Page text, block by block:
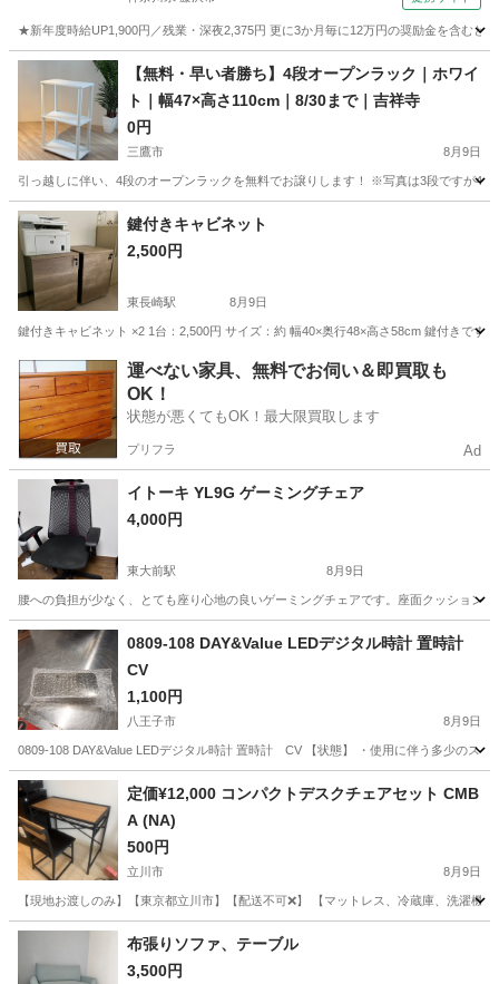
★新年度時給UP1,900円／残業・深夜2,375円 更に3か月毎に12万円の奨励金を含む
神奈川 藤沢市 その他
【無料・早い者勝ち】4段オープンラック｜ホワイ
ト｜幅47×高さ110cm｜8/30まで｜吉祥寺
0円
三鷹市 8月9日
引っ越しに伴い、4段のオープンラックを無料でお譲りします！ ※写真は3段ですが4
東京 三鷹市 収納家具 ラック
鍵付きキャビネット
2,500円
東長崎駅 8月9日
鍵付きキャビネット ×2 1台：2,500円 サイズ：約 幅40×奥行48×高さ58cm 鍵付きです
東京 豊島区 東長崎駅 収納家具
運べない家具、無料でお伺い＆即買取も
OK！
状態が悪くてもOK！最大限買取します
プリフラ Ad
イトーキ YL9G ゲーミングチェア
4,000円
東大前駅 8月9日
腰への負担が少なく、とても座り心地の良いゲーミングチェアです。座面クッション
東京 文京区 ゲーミングチェア
0809-108 DAY&Value LEDデジタル時計 置時計
CV
1,100円
八王子市 8月9日
0809-108 DAY&Value LEDデジタル時計 置時計 CV 【状態】 ・使用に伴う多少のス
東京 八王子市 時計
定価¥12,000 コンパクトデスクチェアセット CMB
A (NA)
500円
立川市 8月9日
【現地お渡しのみ】【東京都立川市】【配送不可❌】 【マットレス、冷蔵庫、洗濯
東京 立川市 テーブル
布張りソファ、テーブル
3,500円